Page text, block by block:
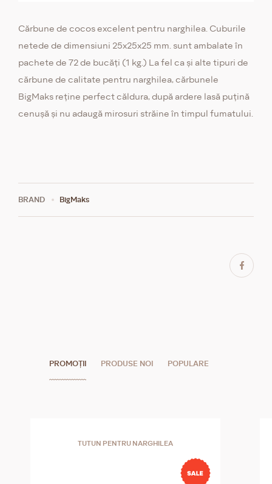
Cărbune de cocos excelent pentru narghilea. Cuburile
netede de dimensiuni 25x25x25 mm. sunt ambalate în
pachete de 72 de bucăți (1 kg.) La fel ca și alte tipuri de
cărbune de calitate pentru narghilea, cărbunele
BigMaks reține perfect căldura, după ardere lasă puțină
cenușă și nu adaugă mirosuri străine în timpul fumatului.
BRAND BigMaks
PROMOȚII PRODUSE NOI POPULARE
TUTUN PENTRU NARGHILEA